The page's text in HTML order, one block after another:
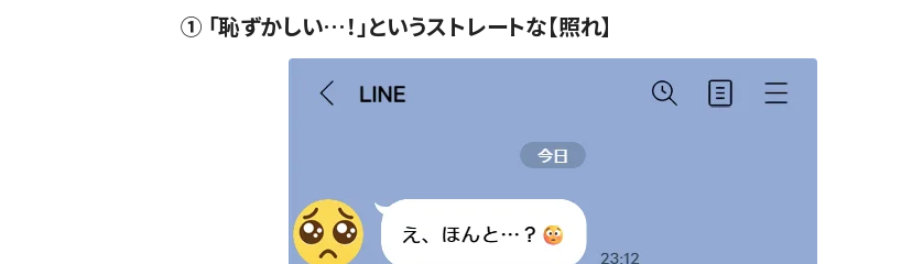
① 「恥ずかしい…！」というストレートな【照れ】